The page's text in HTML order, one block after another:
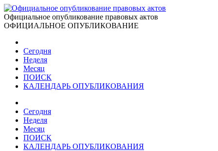
Официальное опубликование правовых актов
ОФИЦИАЛЬНОЕ ОПУБЛИКОВАНИЕ
Сегодня
Неделя
Месяц
ПОИСК
КАЛЕНДАРЬ ОПУБЛИКОВАНИЯ
Сегодня
Неделя
Месяц
ПОИСК
КАЛЕНДАРЬ ОПУБЛИКОВАНИЯ